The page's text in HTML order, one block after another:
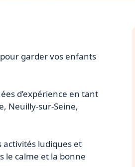
pour garder vos enfants
d’expérience en tant
Neuilly-sur-Seine,
activités ludiques et
le calme et la bonne